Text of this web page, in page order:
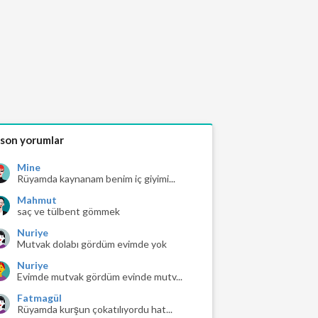
yorumlar
Mine
Rüyamda kaynanam benim iç giyimi...
Mahmut
saç ve tülbent gömmek
Nuriye
Mutvak dolabı gördüm evimde yok
Nuriye
Evimde mutvak gördüm evinde mutv...
Fatmagül
Rüyamda kurşun çokatılıyordu hat...